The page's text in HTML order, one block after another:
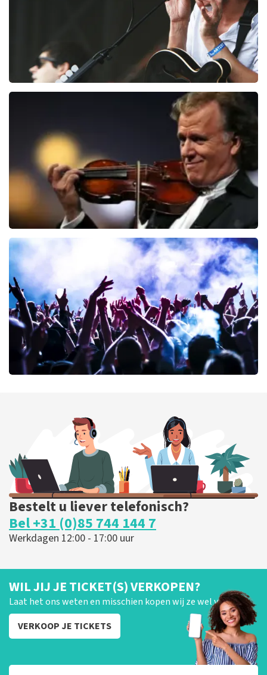
BESTEL NU
BESTEL NU
BESTEL NU
Bestelt u liever telefonisch?
Bel +31 (0)85 744 144 7
Werkdagen 12:00 - 17:00 uur
WIL JIJ JE TICKET(S) VERKOPEN?
Laat het ons weten en misschien kopen wij ze wel van je!
VERKOOP JE TICKETS